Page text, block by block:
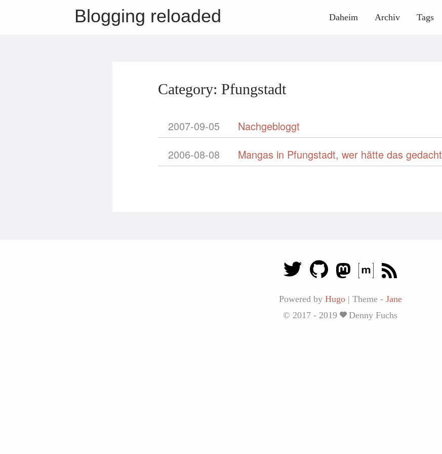
Blogging reloaded Daheim Archiv Tags
Category: Pfungstadt
2007-09-05
Nachgebloggt
2006-08-08
Mangas in Pfungstadt, wer hätte das gedacht
Powered by Hugo | Theme - Jane
© 2017 - 2019
Denny Fuchs